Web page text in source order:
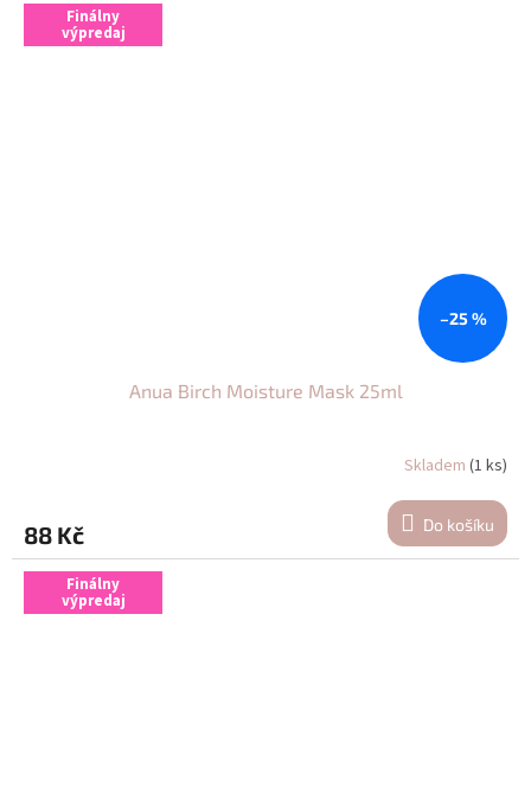
Finálny
výpredaj
–25 %
Anua Birch Moisture Mask 25ml
Skladem (1 ks)
88 Kč Do košíku
Finálny
výpredaj